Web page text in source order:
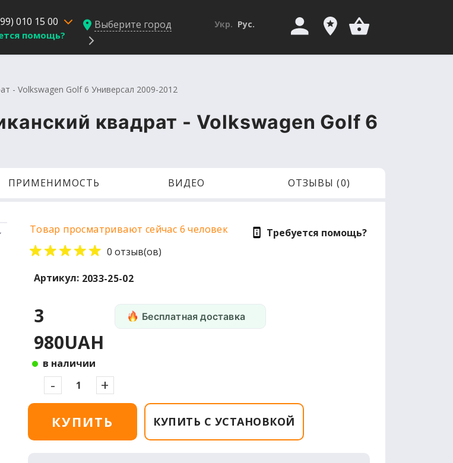
010 15 00
помощь?
Выберите город Укр. Рус.
- Volkswagen Golf 6 Универсал 2009-2012
квадрат - Volkswagen Golf 6
ПРИМЕНИМОСТЬ ВИДЕО ОТЗЫВЫ (0)
Товар просматривают сейчас 6 человек
0 отзыв(ов)
Требуется помощь?
Артикул: 2033-25-02
3
980UAH
в наличии
Бесплатная доставка
- +
КУПИТЬ КУПИТЬ С УСТАНОВКОЙ